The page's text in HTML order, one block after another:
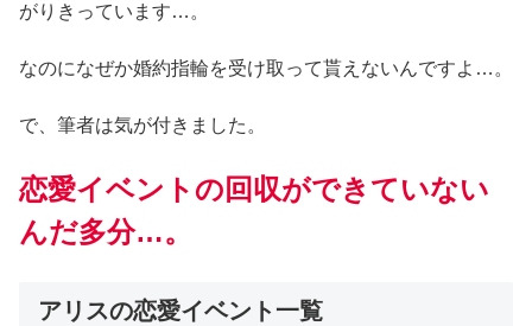
がりきっています…。
なのになぜか婚約指輪を受け取って貰えないんですよ…。
で、筆者は気が付きました。
恋愛イベントの回収ができていない
んだ多分…。
アリスの恋愛イベント一覧